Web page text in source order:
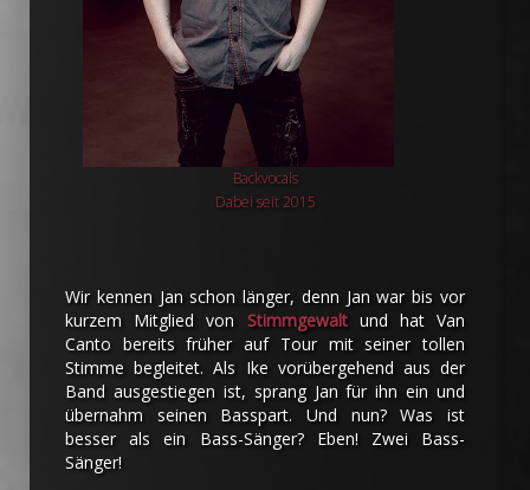
Backvocals
Dabei seit 2015
Wir kennen Jan schon länger, denn Jan war bis vor
kurzem Mitglied von Stimmgewaltund hat Van
Canto bereits früher auf Tour mit seiner tollen
Stimme begleitet. Als Ike vorübergehend aus der
Band ausgestiegen ist, sprang Jan für ihn ein und
übernahm seinen Basspart. Und nun? Was ist
besser als ein Bass-Sänger? Eben! Zwei Bass-
Sänger!